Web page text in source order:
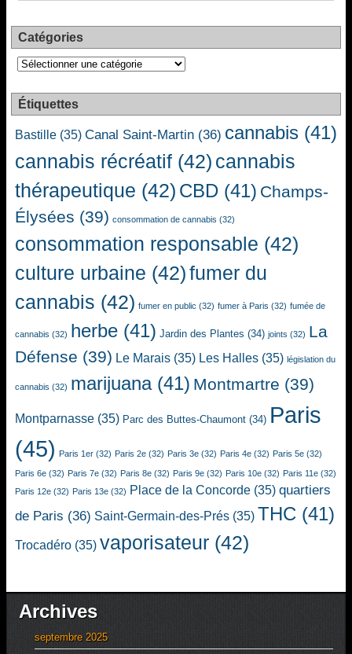
Catégories
Catégories
Étiquettes
Bastille (35) Canal Saint-Martin (36) cannabis (41)
cannabis récréatif (42) cannabis
thérapeutique (42) CBD (41) Champs-
Élysées (39) consommation de cannabis (32)
consommation responsable (42)
culture urbaine (42)fumer du
cannabis (42) fumer en public (32) fumer à Paris (32) fumée de
cannabis (32) herbe (41) Jardin des Plantes (34) joints (32) La
Défense (39) Le Marais (35) Les Halles (35) législation du
cannabis (32) marijuana(41) Montmartre (39)
Montparnasse (35) Parc des Buttes-Chaumont (34) Paris
(45) Paris 1er (32) Paris 2e (32) Paris 3e (32) Paris 4e (32) Paris 5e (32)
Paris 6e (32) Paris 7e (32) Paris 8e (32) Paris 9e (32) Paris 10e (32) Paris 11e (32)
Paris 12e (32) Paris 13e (32) Place de la Concorde (35) quartiers
de Paris (36) Saint-Germain-des-Prés (35) THC (41)
Trocadéro (35) vaporisateur (42)
Archives
septembre 2025